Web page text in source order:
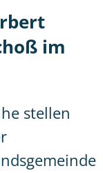
im
stellen